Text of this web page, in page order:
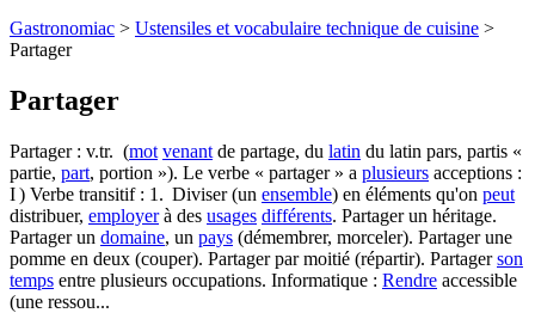
Gastronomiac > Ustensiles et vocabulaire technique de cuisine >
Partager
Partager
Partager : v.tr. (mot venant de partage, du latin du latin pars, partis «
partie, part, portion »). Le verbe « partager » a plusieurs acceptions :
I ) Verbe transitif : 1. Diviser (un ensemble) en éléments qu'on peut
distribuer, employerà des usages différents. Partager un héritage.
Partager un domaine, un pays (démembrer, morceler). Partager une
pomme en deux (couper). Partager par moitié (répartir). Partagerson
temps entre plusieurs occupations. Informatique : Rendre accessible
(une ressou...